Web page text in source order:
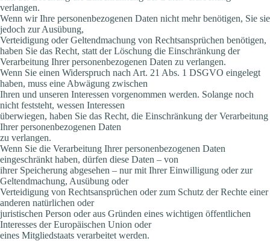
verlangen.
Wenn wir Ihre personenbezogenen Daten nicht mehr benötigen, Sie sie
jedoch zur Ausübung,
Verteidigung oder Geltendmachung von Rechtsansprüchen benötigen,
haben Sie das Recht, statt der Löschung die Einschränkung der
Verarbeitung Ihrer personenbezogenen Daten zu verlangen.
Wenn Sie einen Widerspruch nach Art. 21 Abs. 1 DSGVO eingelegt
haben, muss eine Abwägung zwischen
Ihren und unseren Interessen vorgenommen werden. Solange noch
nicht feststeht, wessen Interessen
überwiegen, haben Sie das Recht, die Einschränkung der Verarbeitung
Ihrer personenbezogenen Daten
zu verlangen.
Wenn Sie die Verarbeitung Ihrer personenbezogenen Daten
eingeschränkt haben, dürfen diese Daten – von
ihrer Speicherung abgesehen – nur mit Ihrer Einwilligung oder zur
Geltendmachung, Ausübung oder
Verteidigung von Rechtsansprüchen oder zum Schutz der Rechte einer
anderen natürlichen oder
juristischen Person oder aus Gründen eines wichtigen öffentlichen
Interesses der Europäischen Union oder
eines Mitgliedstaats verarbeitet werden.